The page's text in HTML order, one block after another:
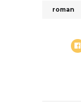
roman